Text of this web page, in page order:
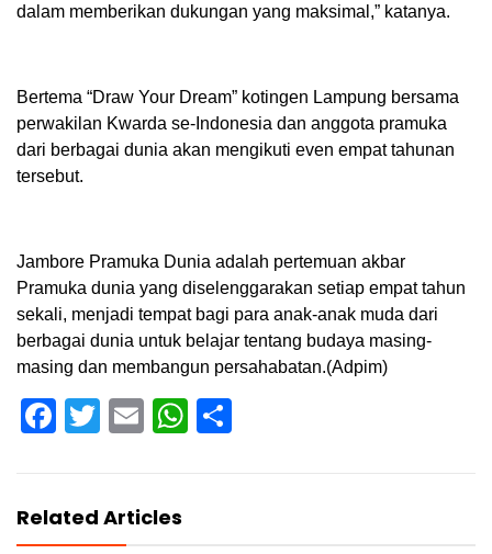
dalam memberikan dukungan yang maksimal,” katanya.
Bertema “Draw Your Dream” kotingen Lampung bersama
perwakilan Kwarda se-Indonesia dan anggota pramuka
dari berbagai dunia akan mengikuti even empat tahunan
tersebut.
Jambore Pramuka Dunia adalah pertemuan akbar
Pramuka dunia yang diselenggarakan setiap empat tahun
sekali, menjadi tempat bagi para anak-anak muda dari
berbagai dunia untuk belajar tentang budaya masing-
masing dan membangun persahabatan.(Adpim)
Facebook
Twitter
EmailWhatsApp
Related Articles